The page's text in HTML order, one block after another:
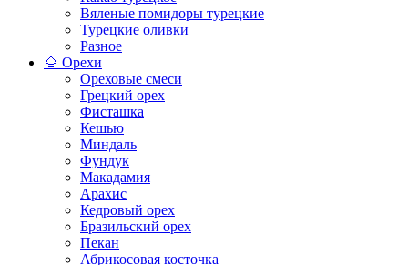
Вяленые помидоры турецкие
Турецкие оливки
Разное
🌰 Орехи
Ореховые смеси
Грецкий орех
Фисташка
Кешью
Миндаль
Фундук
Макадамия
Арахис
Кедровый орех
Бразильский орех
Пекан
Абрикосовая косточка